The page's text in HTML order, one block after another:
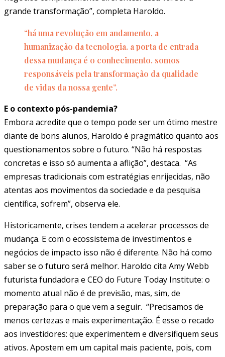
grande transformação”, completa Haroldo.
“há uma revolução em andamento, a
humanização da tecnologia. a porta de entrada
dessa mudança é o conhecimento. somos
responsáveis pela transformação da qualidade
de vidas da nossa gente”.
E o contexto pós-pandemia?
Embora acredite que o tempo pode ser um ótimo mestre
diante de bons alunos, Haroldo é pragmático quanto aos
questionamentos sobre o futuro. “Não há respostas
concretas e isso só aumenta a aflição”, destaca. “As
empresas tradicionais com estratégias enrijecidas, não
atentas aos movimentos da sociedade e da pesquisa
científica, sofrem”, observa ele.
Historicamente, crises tendem a acelerar processos de
mudança. E com o ecossistema de investimentos e
negócios de impacto isso não é diferente. Não há como
saber se o futuro será melhor. Haroldo cita Amy Webb
futurista fundadora e CEO do Future Today Institute: o
momento atual não é de previsão, mas, sim, de
preparação para o que vem a seguir. “Precisamos de
menos certezas e mais experimentação. É esse o recado
aos investidores: que experimentem e diversifiquem seus
ativos. Apostem em um capital mais paciente, pois, com